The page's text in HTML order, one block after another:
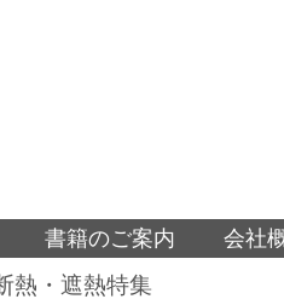
書籍のご案内 会社
熱・遮熱特集